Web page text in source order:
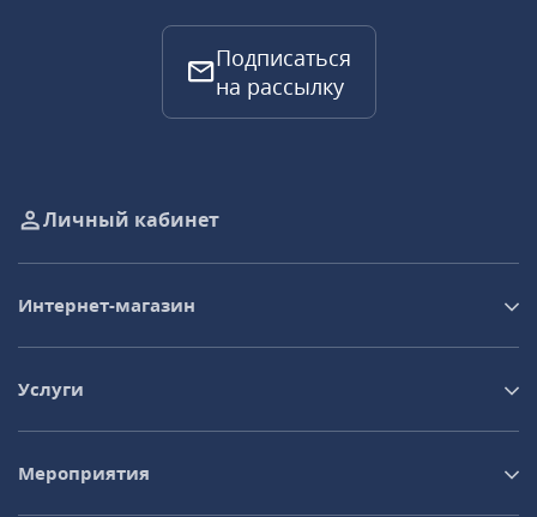
Подписаться
на рассылку
Личный кабинет
Интернет-магазин
Услуги
Мероприятия